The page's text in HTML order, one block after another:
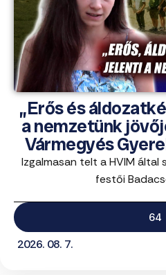
„Erős és
a nemzetünk
Vármegyés
Izgalmasan telt a HVIM
festői
64
2026. 08. 7.